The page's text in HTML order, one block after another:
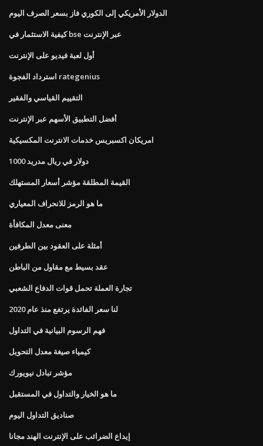
الدولار الأمريكي إلى الكوري فاز بسعر الصرف اليوم
كيفية الاستثمار في bse عبر الإنترنت
أول لعبة فيديو على الإنترنت
استرداد الفجوة rategenius
التقييم القياسي والفقير
أفضل التطبيق الأسهم عبر الإنترنت
امريكان اكسبريس خدمات الانترنت المكسيكية
1000 دولار في ريال مدريد
القيمة المطلقة مؤشر أسعار المستهلك
ما هو الرمز للانحراف المعياري
معنى معدل المكافأة
أمثلة على العقود بين الطرفين
عقد بسيط مع مقاول من الباطن
تجارة العملة تحمل قوات الدفاع الشعبي
لنا سعر الفائدة يرتفع منذ عام 2020
فهم الرسوم البيانية في التداول
كيمياء صيغة معدل التحويل
مؤشر تبادل نيويورك
ما هو الخيار والتداول في المستقبل
صناديق التداول اليوم
إيداع الضرائب على الإنترنت الهند مجانا